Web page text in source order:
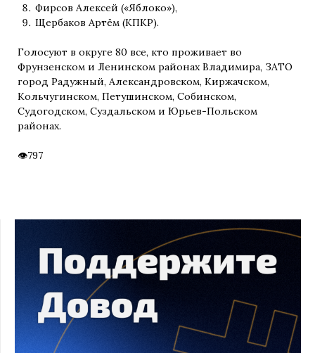
Фирсов Алексей («Яблоко»),
Щербаков Артём (КПКР).
Голосуют в округе 80 все, кто проживает во
Фрунзенском и Ленинском районах Владимира, ЗАТО
город Радужный, Александровском, Киржачском,
Кольчугинском, Петушинском, Собинском,
Судогодском, Суздальском и Юрьев-Польском
районах.
797